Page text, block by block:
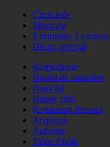
Cheminée
Musicale
Patrimoine Lyonnais
Décor original
Romantique
Bistrot de caractère
Branché
Happy chic
Restaurant dansant
Atypique
Auberge
Table d'hôte